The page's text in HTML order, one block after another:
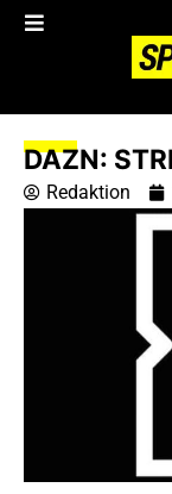
DAZN:
Redaktion